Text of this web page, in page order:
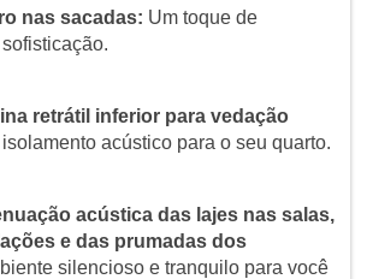
nas sacadas: Um toque de
retrátil inferior para vedação
isolamento acústico para o seu quarto.
acústica das lajes nas salas,
e das prumadas dos
silencioso e tranquilo para você